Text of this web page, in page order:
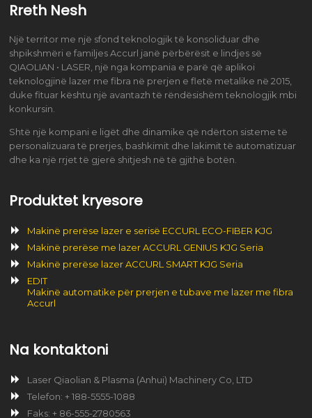
Rreth Nesh
Një territor me një sfond teknologjik të konsoliduar dhe
shpikshmëri e familjes Accurl janë përbërësit e lindjes së
QIAOLIAN • LASER, një nga kompania e parë që aplikoi
teknologjinë lazer me fibra në prerjen e fletë metalike në 2015,
duke fituar kështu një avantazh të rëndësishëm teknologjik mbi
konkursin.
Shtë një kompani e ligët dhe dinamike që ndërton sisteme të
personalizuara të prerjes, bashkimit dhe lakimit të automatizuar
dhe ka një rrjet të gjerë shitjesh në të gjithë botën.
Produktet kryesore
Makinë prerëse lazer e serisë ECCURL ECO-FIBER KJG
Makinë prerëse me lazer ACCURL GENIUS KJG Seria
Makinë prerëse lazer ACCURL SMART KJG Seria
EDIT
Makinë automatike për prerjen e tubave me lazer me fibra
Accurl
Na kontaktoni
Laser Qiaolian & Plasma (Anhui) Machinery Co, LTD
Telefon: + 188-5555-1088
Faks: + 86-555-2780563